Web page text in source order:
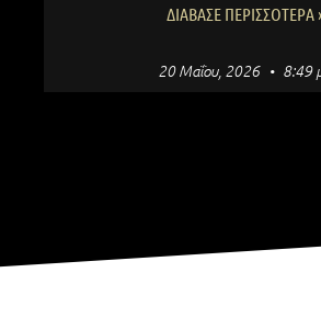
ΔΙΆΒΑΣΕ ΠΕΡΙΣΣΌΤΕΡΑ
20 Μαΐου, 2026 8:49